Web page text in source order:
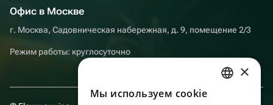
Офис в Москве
г. Москва, Садовническая набережная, д. 9, помещение 2/3
Режим работы: круглосуточно
×
Мы используем сookie